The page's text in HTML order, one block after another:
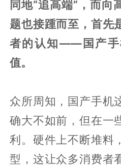
同地“追高端”，而向
题也接踵而至，首先
者的认知——国产手
值。
众所周知，国产手机
确大不如前，但在一
利。硬件上不断堆料
型，这让众多消费者